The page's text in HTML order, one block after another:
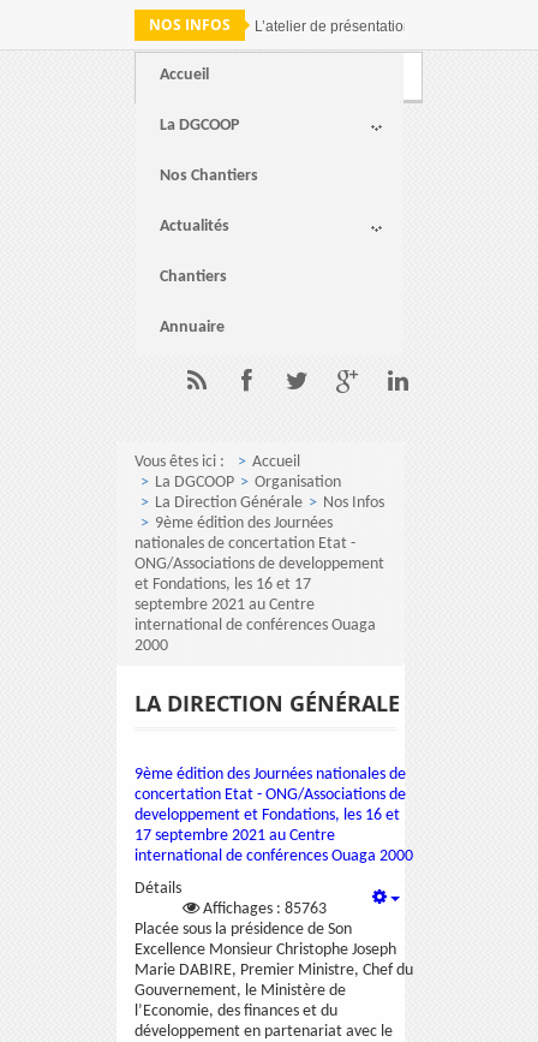
NOS INFOS L’atelier de présentation des résultats de
Accueil
La DGCOOP
Nos Chantiers
Actualités
Chantiers
Annuaire
Vous êtes ici :
Accueil
La DGCOOP
Organisation
La Direction Générale
Nos Infos
9ème édition des Journées
nationales de concertation Etat -
ONG/Associations de developpement
et Fondations, les 16 et 17
septembre 2021 au Centre
international de conférences Ouaga
2000
LA DIRECTION GÉNÉRALE
9ème édition des Journées nationales de
concertation Etat - ONG/Associations de
developpement et Fondations, les 16 et
17 septembre 2021 au Centre
international de conférences Ouaga 2000
Détails
Affichages : 85763
Placée sous la présidence de Son
Excellence Monsieur Christophe Joseph
Marie DABIRE, Premier Ministre, Chef du
Gouvernement, le Ministère de
l’Economie, des finances et du
développement en partenariat avec le